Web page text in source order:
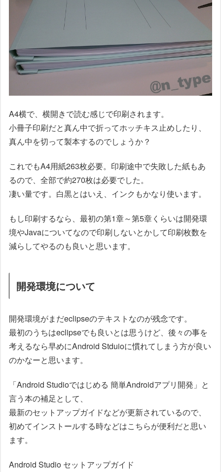
A4横で、横開きで読む感じで印刷されます。
小冊子印刷だと真ん中で折ってホッチキス止めしたり、
真ん中を切って製本するのでしょうか？
これでもA4用紙263枚必要。印刷途中で失敗した紙もあ
るので、全部で約270枚は必要でした。
凄い量です。白黒とはいえ、インクもかなり使います。
もし印刷するなら、最初の第1章～第5章くらいは開発環
境やJavaについてなので印刷しないとかして印刷枚数を
減らしてやるのも良いと思います。
開発環境について
開発環境がまだeclipseのテキストなのが残念です。
最初のうちはeclipseでも良いとは思うけど、後々の事を
考えるなら早めにAndroid Stduioに慣れてしまう方が良い
のかなーと思います。
「Android Studioではじめる 簡単Androidアプリ開発」と
言う本の補足として、
最新のセットアップガイドなどが更新されているので、
初めてインストールする時などはこちらが便利だと思い
ます。
Android Studio セットアップガイド